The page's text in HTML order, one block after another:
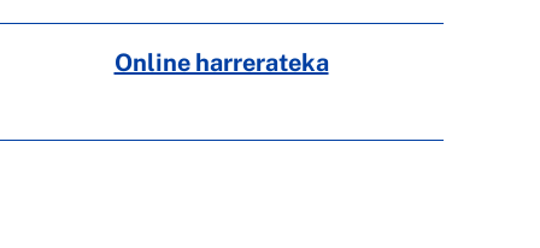
Online harrerateka